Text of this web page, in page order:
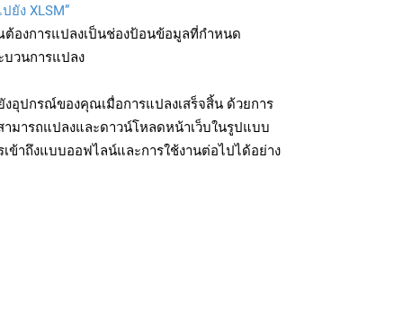
ยัง XLSM”
องการแปลงเป็นช่องป้อนข้อมูลที่กำหนด
บวนการแปลง
งอุปกรณ์ของคุณเมื่อการแปลงเสร็จสิ้น ด้วยการ
มารถแปลงและดาวน์โหลดหน้าเว็บในรูปแบบ
เข้าถึงแบบออฟไลน์และการใช้งานต่อไปได้อย่าง